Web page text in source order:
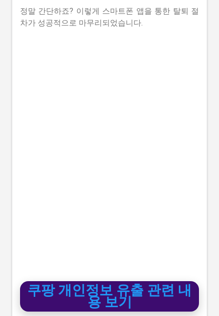
정말 간단하죠? 이렇게 스마트폰 앱을 통한 탈퇴 절
차가 성공적으로 마무리되었습니다.
쿠팡 개인정보 유출 관련 내
용 보기